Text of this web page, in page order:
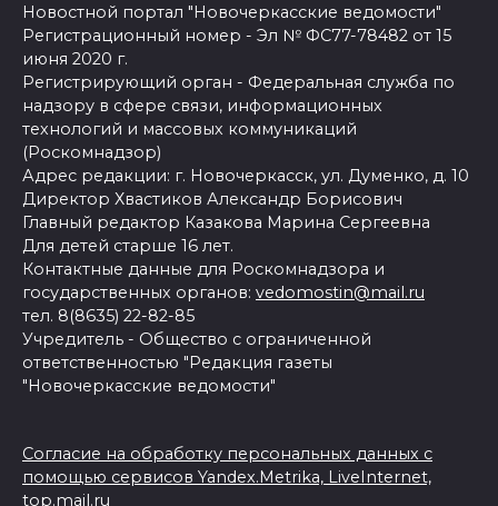
Новостной портал "Новочеркасские ведомости"
Регистрационный номер - Эл № ФС77-78482 от 15
июня 2020 г.
Регистрирующий орган - Федеральная служба по
надзору в сфере связи, информационных
технологий и массовых коммуникаций
(Роскомнадзор)
Адрес редакции: г. Новочеркасск, ул. Думенко, д. 10
Директор Хвастиков Александр Борисович
Главный редактор Казакова Марина Сергеевна
Для детей старше 16 лет.
Контактные данные для Роскомнадзора и
государственных органов: vedomostin@mail.ru
тел. 8(8635) 22-82-85
Учредитель - Общество с ограниченной
ответственностью "Редакция газеты
"Новочеркасские ведомости"
Согласие на обработку персональных данных с
помощью сервисов Yandex.Metrika, LiveInternet,
top.mail.ru